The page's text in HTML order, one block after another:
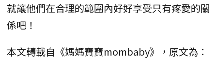
就讓他們在合理的範圍內好好享受只有疼愛的關
係吧！
本文轉載自《媽媽寶寶mombaby》，原文為：